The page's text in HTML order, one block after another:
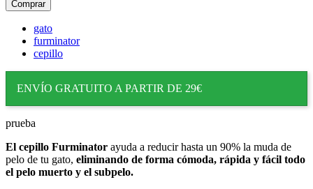
Comprar
gato
furminator
cepillo
ENVÍO GRATUITO A PARTIR DE 29€
prueba
El cepillo Furminator ayuda a reducir hasta un 90% la muda de
pelo de tu gato, eliminando de forma cómoda, rápida y fácil todo
el pelo muerto y el subpelo.